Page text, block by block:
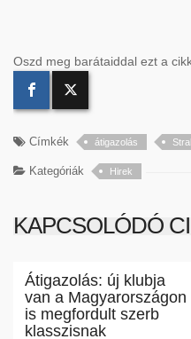
Oszd meg barátaiddal ezt a
Címkék átigazolás
Kategóriák Hirek
KAPCSOLÓDÓ
Átigazolás: új klubja
van a Magyarországon
is megfordult szerb
klasszisnak